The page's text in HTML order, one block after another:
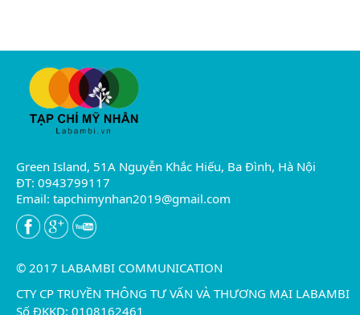
Green Island, 51A Nguyễn Khắc Hiếu, Ba Đình, Hà Nội
ĐT: 0943799117
Email: tapchimynhan2019@gmail.com
© 2017 LABAMBI COMMUNICATION
CTY CP TRUYỀN THÔNG TƯ VẤN VÀ THƯƠNG MẠI LABAMBI
Số ĐKKD: 0108162461